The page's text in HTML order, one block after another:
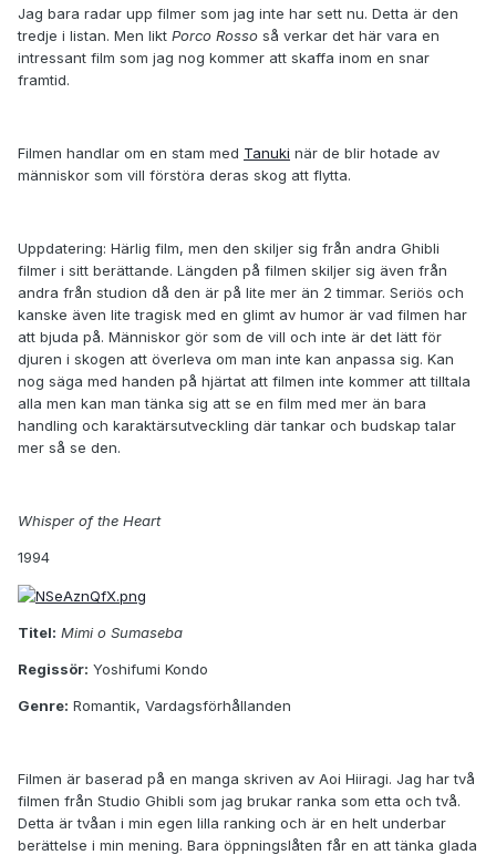
Jag bara radar upp filmer som jag inte har sett nu. Detta är den
tredje i listan. Men likt Porco Rosso så verkar det här vara en
intressant film som jag nog kommer att skaffa inom en snar
framtid.
Filmen handlar om en stam med Tanuki när de blir hotade av
människor som vill förstöra deras skog att flytta.
Uppdatering: Härlig film, men den skiljer sig från andra Ghibli
filmer i sitt berättande. Längden på filmen skiljer sig även från
andra från studion då den är på lite mer än 2 timmar. Seriös och
kanske även lite tragisk med en glimt av humor är vad filmen har
att bjuda på. Människor gör som de vill och inte är det lätt för
djuren i skogen att överleva om man inte kan anpassa sig. Kan
nog säga med handen på hjärtat att filmen inte kommer att tilltala
alla men kan man tänka sig att se en film med mer än bara
handling och karaktärsutveckling där tankar och budskap talar
mer så se den.
Whisper of the Heart
1994
Titel: Mimi o Sumaseba
Regissör: Yoshifumi Kondo
Genre: Romantik, Vardagsförhållanden
Filmen är baserad på en manga skriven av Aoi Hiiragi. Jag har två
filmen från Studio Ghibli som jag brukar ranka som etta och två.
Detta är tvåan i min egen lilla ranking och är en helt underbar
berättelse i min mening. Bara öppningslåten får en att tänka glada